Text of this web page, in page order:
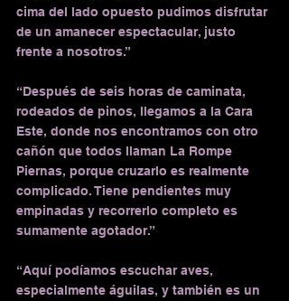
cima del lado opuesto pudimos disfrutar
de un amanecer espectacular, justo
frente a nosotros.”
“Después de seis horas de caminata,
rodeados de pinos, llegamos a la Cara
Este, donde nos encontramos con otro
cañón que todos llaman La Rompe
Piernas, porque cruzarlo es realmente
complicado. Tiene pendientes muy
empinadas y recorrerlo completo es
sumamente agotador.”
“Aquí podíamos escuchar aves,
especialmente águilas, y también es un